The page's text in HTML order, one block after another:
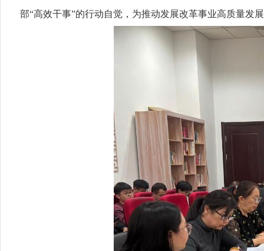
部“高效干事”的行动自觉，为推动发展改革事业高质量发